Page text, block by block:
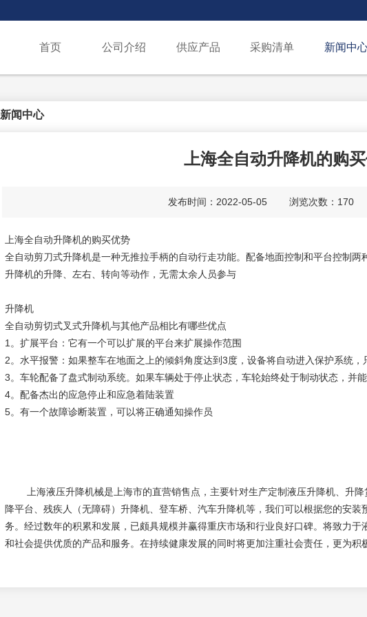
首页 公司介绍 供应产品 采购清单 新闻中
新闻中心
上海全自动升降机的购
发布时间：2022-05-05 浏览次数：
上海全自动升降机的购买优势
全自动剪刀式升降机是一种无推拉手柄的自动行走功能。配备地面控制和平台控制
升降机的升降、左右、转向等动作，无需太余人员参与
升降机
全自动剪切式叉式升降机与其他产品相比有哪些优点
1。扩展平台：它有一个可以扩展的平台来扩展操作范围
2。水平报警：如果整车在地面之上的倾斜角度达到3度，设备将自动进入保护系统
3。车轮配备了盘式制动系统。如果车辆处于停止状态，车轮始终处于制动状态，并
4。配备杰出的应急停止和应急着陆装置
5。有一个故障诊断装置，可以将正确通知操作员
上海液压升降机械是上海市的直营销售点，主要针对生产定制液压升降机、升降
降平台、残疾人（无障碍）升降机、登车桥、汽车升降机等，我们可以根据您的安
务。经过数年的积累和发展，已颇具规模并赢得重庆市场和行业良好口碑。将致力
和社会提供优质的产品和服务。在持续健康发展的同时将更加注重社会责任，更为积